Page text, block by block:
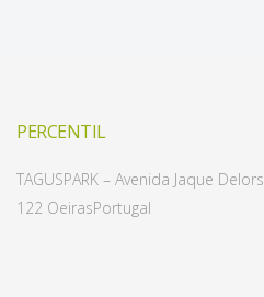
PERCENTIL
TAGUSPARK – Avenida Jaque Delors
122 OeirasPortugal